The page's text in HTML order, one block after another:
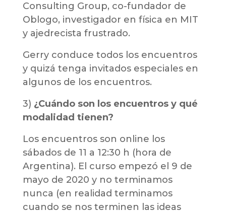
Consulting Group, co-fundador de
Oblogo, investigador en física en MIT
y ajedrecista frustrado.
Gerry conduce todos los encuentros
y quizá tenga invitados especiales en
algunos de los encuentros.
3) ¿Cuándo son los encuentros y qué
modalidad tienen?
Los encuentros son online los
sábados de 11 a 12:30 h (hora de
Argentina). El curso empezó el 9 de
mayo de 2020 y no terminamos
nunca (en realidad terminamos
cuando se nos terminen las ideas